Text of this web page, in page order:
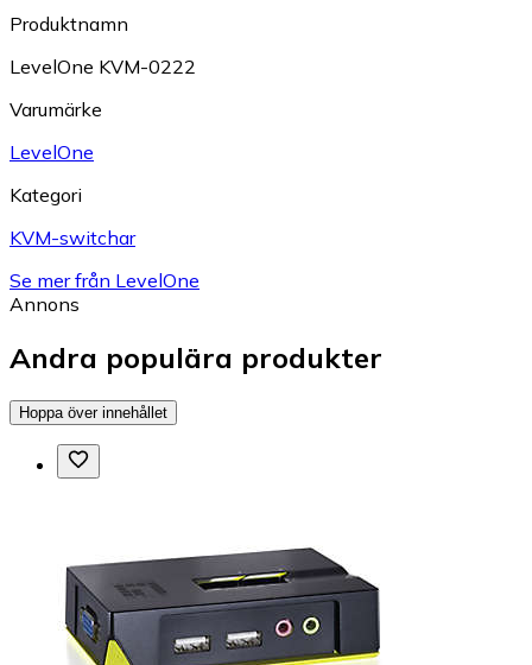
Produktnamn
LevelOne KVM-0222
Varumärke
LevelOne
Kategori
KVM-switchar
Se mer från LevelOne
Annons
Andra populära produkter
Hoppa över innehållet